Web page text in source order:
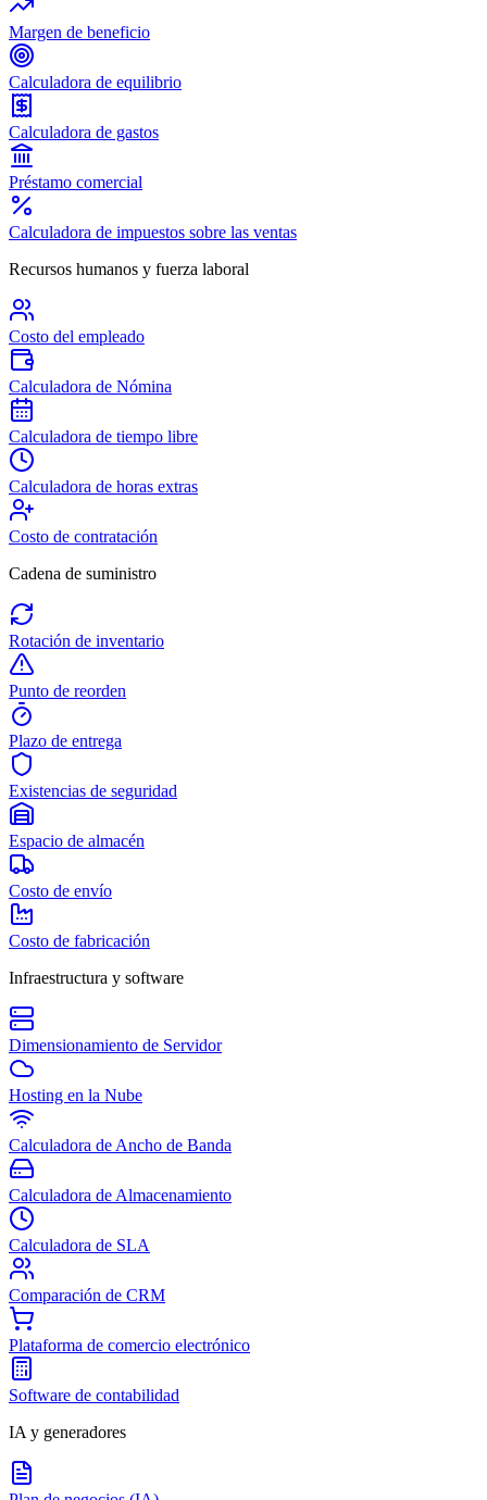
Margen de beneficio
Calculadora de equilibrio
Calculadora de gastos
Préstamo comercial
Calculadora de impuestos sobre las ventas
Recursos humanos y fuerza laboral
Costo del empleado
Calculadora de Nómina
Calculadora de tiempo libre
Calculadora de horas extras
Costo de contratación
Cadena de suministro
Rotación de inventario
Punto de reorden
Plazo de entrega
Existencias de seguridad
Espacio de almacén
Costo de envío
Costo de fabricación
Infraestructura y software
Dimensionamiento de Servidor
Hosting en la Nube
Calculadora de Ancho de Banda
Calculadora de Almacenamiento
Calculadora de SLA
Comparación de CRM
Plataforma de comercio electrónico
Software de contabilidad
IA y generadores